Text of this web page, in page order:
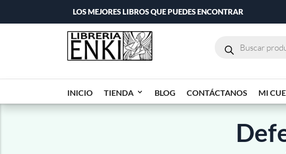
LOS MEJORES LIBROS QUE PUEDES ENCONTRAR
INICIO TIENDA BLOG CONTÁCTANOS MI